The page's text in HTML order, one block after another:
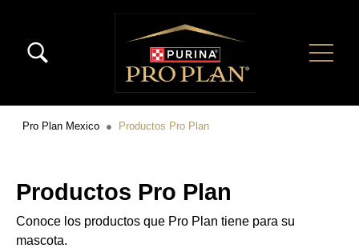
Menú Secundario Pro Plan
Menú Principal Pro Plan
Pro Plan Mexico Productos Pro Plan
Productos Pro Plan
Conoce los productos que Pro Plan tiene para su
mascota.